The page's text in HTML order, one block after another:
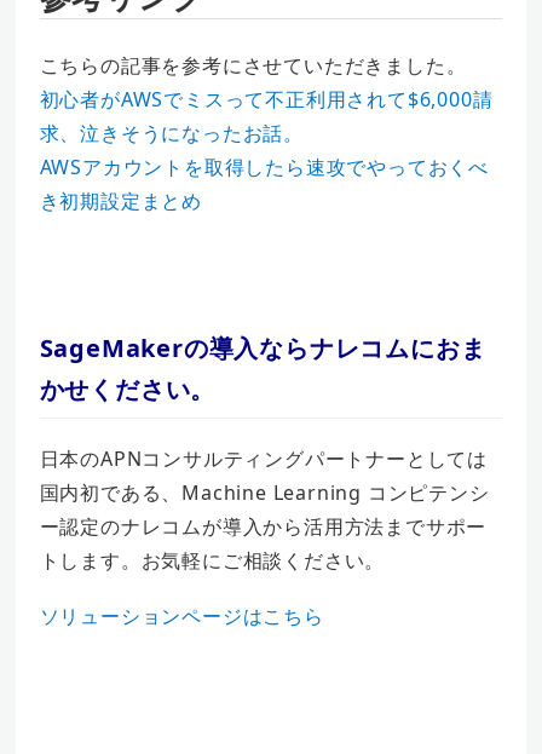
こちらの記事を参考にさせていただきました。
初心者がAWSでミスって不正利用されて$6,000請
求、泣きそうになったお話。
AWSアカウントを取得したら速攻でやっておくべ
き初期設定まとめ
SageMakerの導入ならナレコムにおま
かせください。
日本のAPNコンサルティングパートナーとしては
国内初である、Machine Learning コンピテンシ
ー認定のナレコムが導入から活用方法までサポー
トします。お気軽にご相談ください。
ソリューションページはこちら